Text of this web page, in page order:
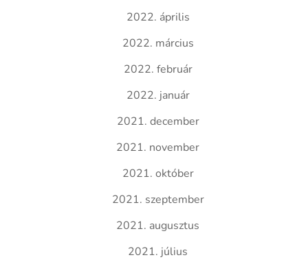
2022. április
2022. március
2022. február
2022. január
2021. december
2021. november
2021. október
2021. szeptember
2021. augusztus
2021. július